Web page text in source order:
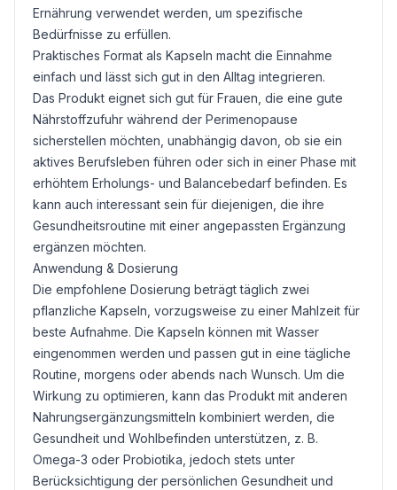
Ernährung verwendet werden, um spezifische
Bedürfnisse zu erfüllen.
Praktisches Format als Kapseln macht die Einnahme
einfach und lässt sich gut in den Alltag integrieren.
Das Produkt eignet sich gut für Frauen, die eine gute
Nährstoffzufuhr während der Perimenopause
sicherstellen möchten, unabhängig davon, ob sie ein
aktives Berufsleben führen oder sich in einer Phase mit
erhöhtem Erholungs- und Balancebedarf befinden. Es
kann auch interessant sein für diejenigen, die ihre
Gesundheitsroutine mit einer angepassten Ergänzung
ergänzen möchten.
Anwendung & Dosierung
Die empfohlene Dosierung beträgt täglich zwei
pflanzliche Kapseln, vorzugsweise zu einer Mahlzeit für
beste Aufnahme. Die Kapseln können mit Wasser
eingenommen werden und passen gut in eine tägliche
Routine, morgens oder abends nach Wunsch. Um die
Wirkung zu optimieren, kann das Produkt mit anderen
Nahrungsergänzungsmitteln kombiniert werden, die
Gesundheit und Wohlbefinden unterstützen, z. B.
Omega-3 oder Probiotika , jedoch stets unter
Berücksichtigung der persönlichen Gesundheit und